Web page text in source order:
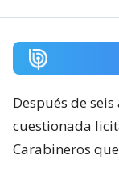
Después de
cuestionada
Carabineros